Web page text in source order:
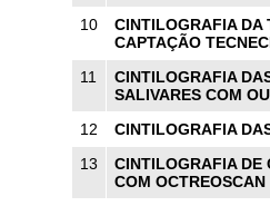
10
CINTILOGRAFIA DA
CAPTAÇÃO
11
CINTILOGRAFIA
SALIVARES COM
12
CINTILOGRAFIA
13
CINTILOGRAFIA DE
COM OCTREOSCAN